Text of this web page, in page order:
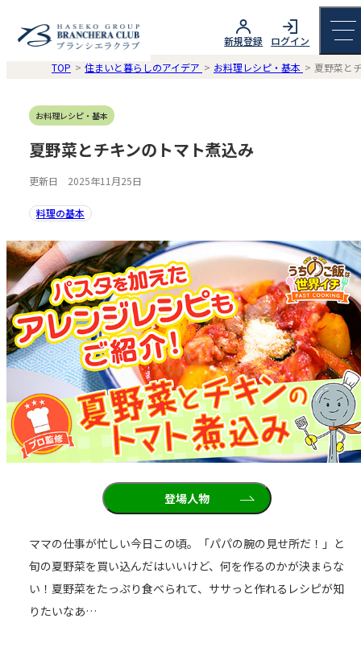
新規登録
ログイン
TOP
住まいと暮らしのアイデア お料理レシピ・基本 夏野菜と
お料理レシピ・基本
夏野菜とチキンのトマト煮込み
更新日 2025年11月25日
料理の基本
登場人物
ママの仕事が忙しい今日この頃。「パパの腕の見せ所だ！」と
旬の夏野菜を買い込んだはいいけど、何を作るのかが決まらな
い！夏野菜をたっぷり食べられて、ササっと作れるレシピが知
りたいなあ…